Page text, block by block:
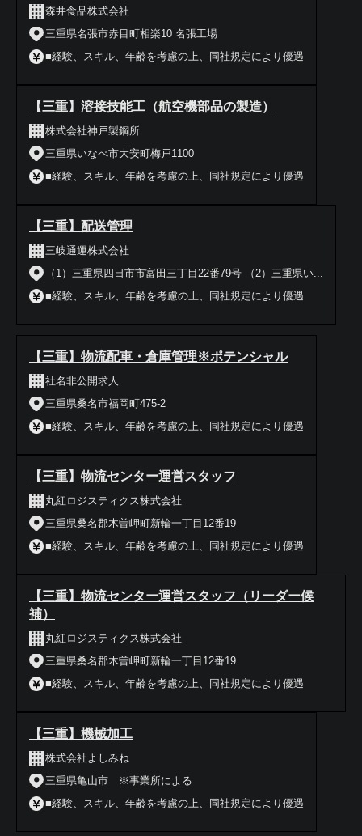
森井食品株式会社
三重県名張市赤目町相楽10 名張工場
■経験、スキル、年齢を考慮の上、同社規定により優遇
【三重】溶接技能工（航空機部品の製造）
株式会社神戸製鋼所
三重県いなべ市大安町梅戸1100
■経験、スキル、年齢を考慮の上、同社規定により優遇
【三重】配送管理
三岐通運株式会社
（1）三重県四日市市富田三丁目22番79号 （2）三重県い...
■経験、スキル、年齢を考慮の上、同社規定により優遇
【三重】物流配車・倉庫管理※ポテンシャル
社名非公開求人
三重県桑名市福岡町475-2
■経験、スキル、年齢を考慮の上、同社規定により優遇
【三重】物流センター運営スタッフ
丸紅ロジスティクス株式会社
三重県桑名郡木曽岬町新輪一丁目12番19
■経験、スキル、年齢を考慮の上、同社規定により優遇
【三重】物流センター運営スタッフ（リーダー候
補）
丸紅ロジスティクス株式会社
三重県桑名郡木曽岬町新輪一丁目12番19
■経験、スキル、年齢を考慮の上、同社規定により優遇
【三重】機械加工
株式会社よしみね
三重県亀山市 ※事業所による
■経験、スキル、年齢を考慮の上、同社規定により優遇